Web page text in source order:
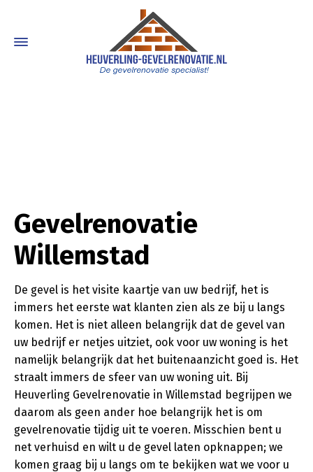
Gevelrenovatie
Willemstad
De gevel is het visite kaartje van uw bedrijf, het is
immers het eerste wat klanten zien als ze bij u langs
komen. Het is niet alleen belangrijk dat de gevel van
uw bedrijf er netjes uitziet, ook voor uw woning is het
namelijk belangrijk dat het buitenaanzicht goed is. Het
straalt immers de sfeer van uw woning uit. Bij
Heuverling Gevelrenovatie in Willemstad begrijpen we
daarom als geen ander hoe belangrijk het is om
gevelrenovatie tijdig uit te voeren. Misschien bent u
net verhuisd en wilt u de gevel laten opknappen; we
komen graag bij u langs om te bekijken wat we voor u